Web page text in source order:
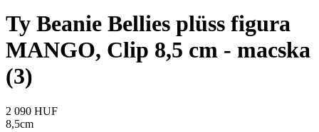
Ty Beanie Bellies plüss figura
MANGO, Clip 8,5 cm - macska
(3)
2 090 HUF
8,5cm